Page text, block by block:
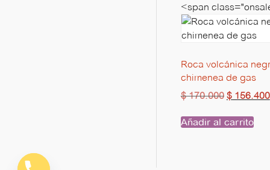
<span
Roca volcánica
chimenea de gas
$170.000 $156.400
Añadir al carrito